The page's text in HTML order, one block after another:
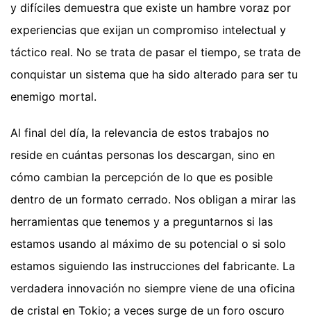
y difíciles demuestra que existe un hambre voraz por
experiencias que exijan un compromiso intelectual y
táctico real. No se trata de pasar el tiempo, se trata de
conquistar un sistema que ha sido alterado para ser tu
enemigo mortal.
Al final del día, la relevancia de estos trabajos no
reside en cuántas personas los descargan, sino en
cómo cambian la percepción de lo que es posible
dentro de un formato cerrado. Nos obligan a mirar las
herramientas que tenemos y a preguntarnos si las
estamos usando al máximo de su potencial o si solo
estamos siguiendo las instrucciones del fabricante. La
verdadera innovación no siempre viene de una oficina
de cristal en Tokio; a veces surge de un foro oscuro